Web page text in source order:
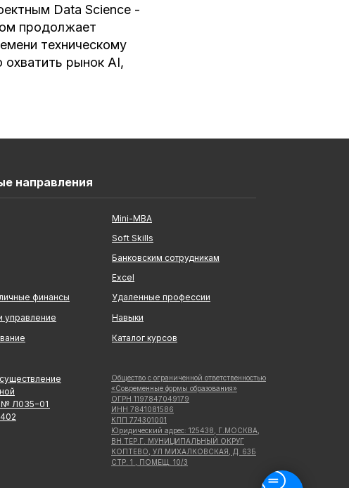
Data Science -
продолжает
техническому
рынок AI,
№ Л035−01
Общество с ограниченной ответственностью
«Современные формы образования»
ОГРН 1197847049179
ИНН 7841081586
КПП 774301001
Юридический адрес: 125438, Г.МОСКВА,
ВН.ТЕР.Г. МУНИЦИПАЛЬНЫЙ ОКРУГ
КОПТЕВО, УЛ МИХАЛКОВСКАЯ, Д. 63Б
СТР. 1 , ПОМЕЩ. 10/3
направления
финансы
управление
Mini-MBA
Банковским сотрудникам
Soft Skills
Каталог курсов
Навыки
Удаленные профессии
Excel